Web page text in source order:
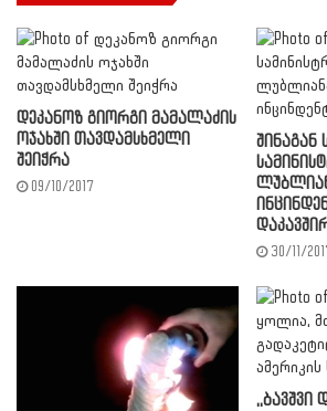
დეკანოზ გიორგი მამალაძის
ოჯახში თავდამსხმელი
შეიჭრა
09/10/2017
შინაგან
30/11/